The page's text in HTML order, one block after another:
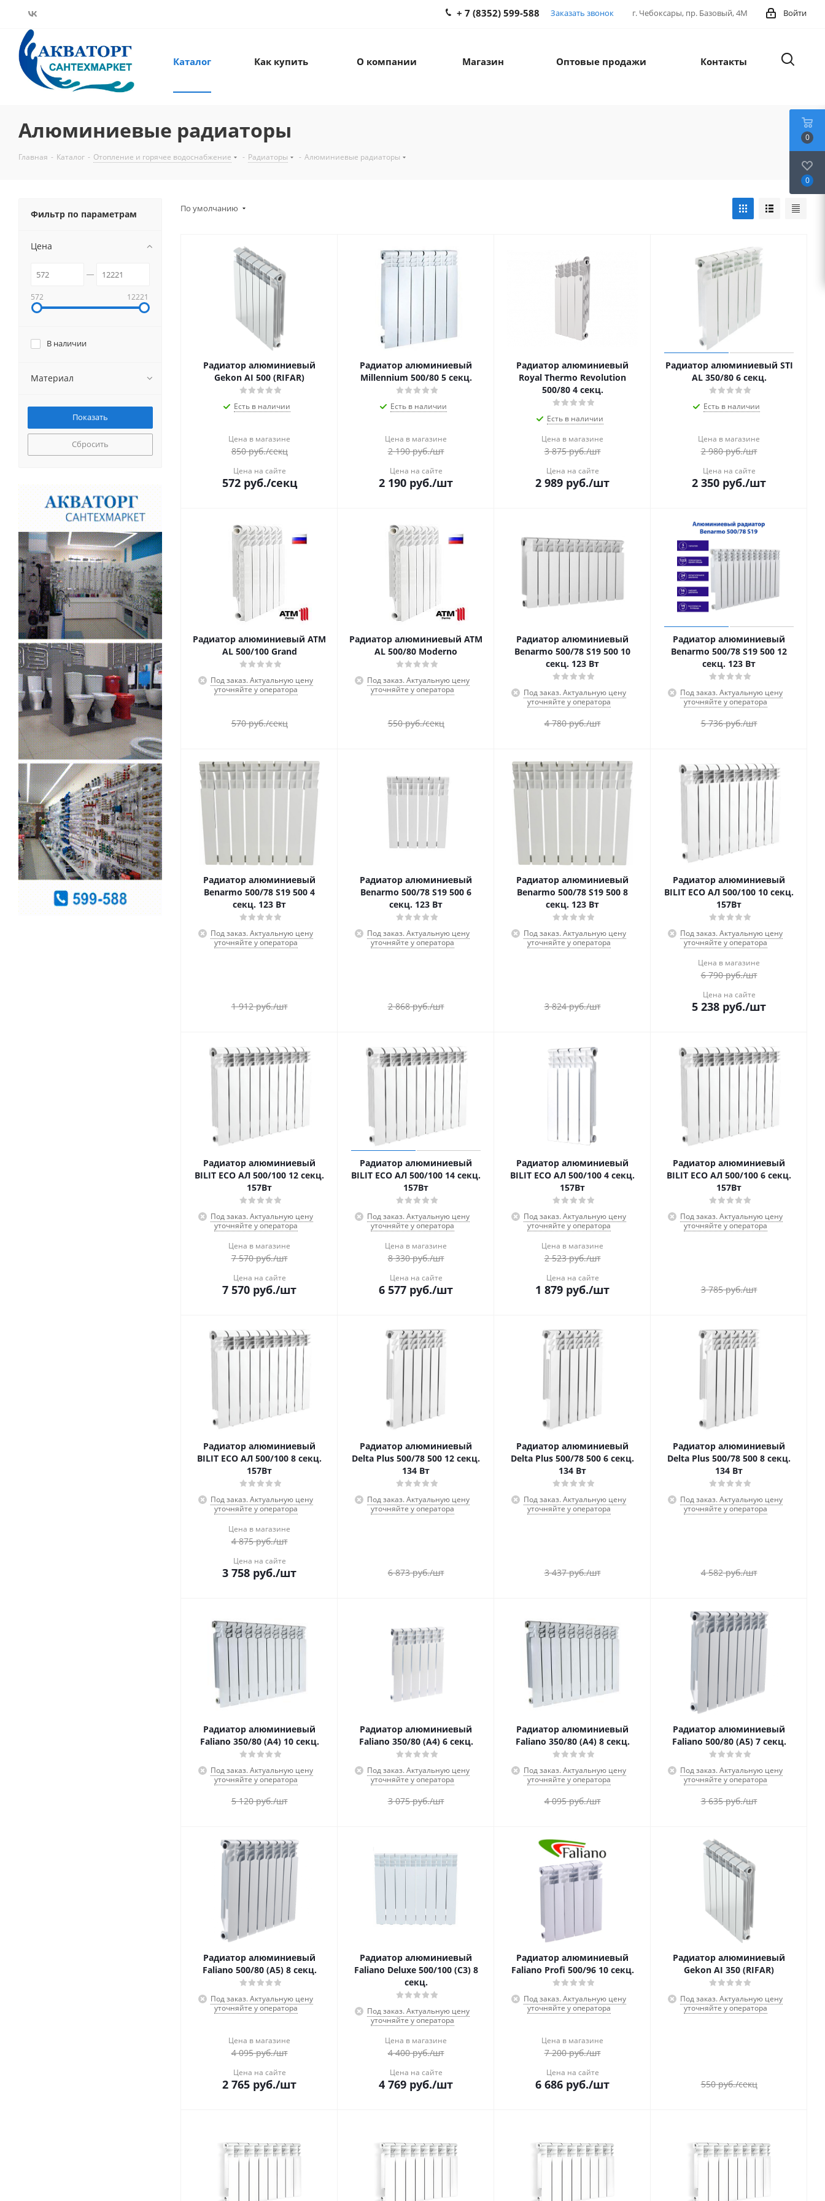
Войти
г. Чебоксары, пр. Базовый, 4М
+ 7 (8352) 599-588 Заказать звонок
Каталог Как купить О компании Магазин Оптовые продажи Контакты
Алюминиевые радиаторы
Главная - Каталог - Отопление и горячее водоснабжение - Радиаторы - Алюминиевые радиаторы
По умолчанию
Радиатор алюминиевый
Gekon AI 500 (RIFAR)
Есть в наличии
Цена в магазине
850руб./секц
Цена на сайте
572руб./секц
Радиатор алюминиевый
Millennium 500/80 5 секц.
Есть в наличии
Цена в магазине
2 190руб./шт
Цена на сайте
2 190 руб./шт
Радиатор алюминиевый
Royal Thermo Revolution
500/80 4 секц.
Есть в наличии
Цена в магазине
3 875руб./шт
Цена на сайте
2 989 руб./шт
Радиатор алюминиевый STI
AL 350/80 6 секц.
Есть в наличии
Цена в магазине
2 980руб./шт
Цена на сайте
2 350 руб./шт
Радиатор алюминиевый ATM
AL 500/100 Grand
Под заказ. Актуальную цену
уточняйте у оператора
570руб./секц
Радиатор алюминиевый ATM
AL 500/80 Moderno
Под заказ. Актуальную цену
уточняйте у оператора
550руб./секц
Радиатор алюминиевый
Benarmo 500/78 S19 500 10
секц. 123 Вт
Под заказ. Актуальную цену
уточняйте у оператора
4 780руб./шт
Радиатор алюминиевый
Benarmo 500/78 S19 500 12
секц. 123 Вт
Под заказ. Актуальную цену
уточняйте у оператора
5 736руб./шт
Радиатор алюминиевый
Benarmo 500/78 S19 500 4
секц. 123 Вт
Под заказ. Актуальную цену
уточняйте у оператора
1 912руб./шт
Радиатор алюминиевый
Benarmo 500/78 S19 500 6
секц. 123 Вт
Под заказ. Актуальную цену
уточняйте у оператора
2 868руб./шт
Радиатор алюминиевый
Benarmo 500/78 S19 500 8
секц. 123 Вт
Под заказ. Актуальную цену
уточняйте у оператора
3 824руб./шт
Радиатор алюминиевый
BILIT ECO АЛ 500/100 10 секц.
157Вт
Под заказ. Актуальную цену
уточняйте у оператора
Цена в магазине
6 790руб./шт
Цена на сайте
5 238 руб./шт
Радиатор алюминиевый
BILIT ECO АЛ 500/100 12 секц.
157Вт
Под заказ. Актуальную цену
уточняйте у оператора
Цена в магазине
7 570руб./шт
Цена на сайте
7 570 руб./шт
Радиатор алюминиевый
BILIT ECO АЛ 500/100 14 секц.
157Вт
Под заказ. Актуальную цену
уточняйте у оператора
Цена в магазине
8 330руб./шт
Цена на сайте
6 577 руб./шт
Радиатор алюминиевый
BILIT ECO АЛ 500/100 4 секц.
157Вт
Под заказ. Актуальную цену
уточняйте у оператора
Цена в магазине
2 523руб./шт
Цена на сайте
1 879 руб./шт
Радиатор алюминиевый
BILIT ECO АЛ 500/100 6 секц.
157Вт
Под заказ. Актуальную цену
уточняйте у оператора
3 785руб./шт
Радиатор алюминиевый
BILIT ECO АЛ 500/100 8 секц.
157Вт
Под заказ. Актуальную цену
уточняйте у оператора
Цена в магазине
4 875руб./шт
Цена на сайте
3 758 руб./шт
Радиатор алюминиевый
Delta Plus 500/78 500 12 секц.
134 Вт
Под заказ. Актуальную цену
уточняйте у оператора
6 873руб./шт
Радиатор алюминиевый
Delta Plus 500/78 500 6 секц.
134 Вт
Под заказ. Актуальную цену
уточняйте у оператора
3 437руб./шт
Радиатор алюминиевый
Delta Plus 500/78 500 8 секц.
134 Вт
Под заказ. Актуальную цену
уточняйте у оператора
4 582руб./шт
Радиатор алюминиевый
Faliano 350/80 (А4) 10 секц.
Под заказ. Актуальную цену
уточняйте у оператора
5 120руб./шт
Радиатор алюминиевый
Faliano 350/80 (А4) 6 секц.
Под заказ. Актуальную цену
уточняйте у оператора
3 075руб./шт
Радиатор алюминиевый
Faliano 350/80 (А4) 8 секц.
Под заказ. Актуальную цену
уточняйте у оператора
4 095руб./шт
Радиатор алюминиевый
Faliano 500/80 (А5) 7 секц.
Под заказ. Актуальную цену
уточняйте у оператора
3 635руб./шт
Радиатор алюминиевый
Faliano 500/80 (А5) 8 секц.
Под заказ. Актуальную цену
уточняйте у оператора
Цена в магазине
4 095руб./шт
Цена на сайте
2 765 руб./шт
Радиатор алюминиевый
Faliano Deluxe 500/100 (C3) 8
секц.
Под заказ. Актуальную цену
уточняйте у оператора
Цена в магазине
4 400руб./шт
Цена на сайте
4 769 руб./шт
Радиатор алюминиевый
Faliano Profi 500/96 10 секц.
Под заказ. Актуальную цену
уточняйте у оператора
Цена в магазине
7 200руб./шт
Цена на сайте
6 686 руб./шт
Радиатор алюминиевый
Gekon AI 350 (RIFAR)
Под заказ. Актуальную цену
уточняйте у оператора
550руб./секц
Фильтр по параметрам
Цена
572 12221
В наличии
Материал
Сбросить
0
0